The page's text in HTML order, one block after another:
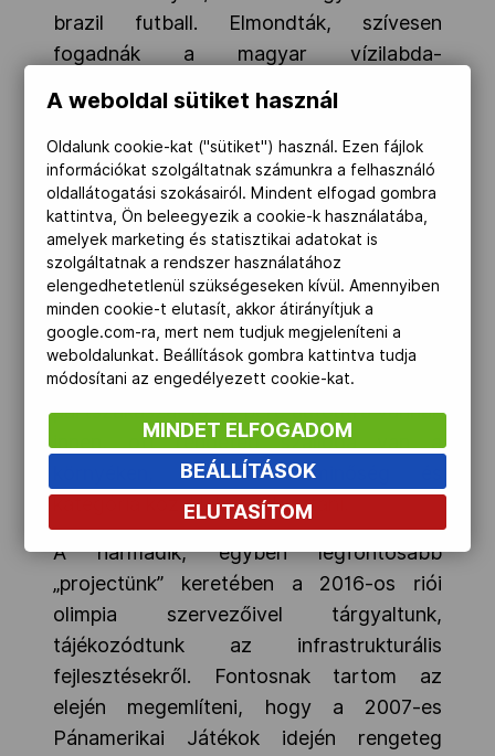
brazil futball. Elmondták, szívesen
fogadnák a magyar vízilabda-
is terveznek velünk a jövőben. A kajak-
kenusok is napirendre kerültek a klubokkal
való megbeszélések folyamán; elmondták,
hogy ha majd a sportág magyar vezetői
látogatást tesznek az ötkarikás játékok
előtt, szívélyesen fogadják, segítik őket,
többek közt a hajótárolás, telepítés,
logisztika tekintetében.
Az Ipanema és a Copacabana
partszakaszai 10-12 perc autóútra vannak
innen, ott rengeteg szálloda van a
környéken, különböző minőség és
kategória közül lehet választani.
A harmadik, egyben legfontosabb
„projectünk” keretében a 2016-os riói
olimpia szervezőivel tárgyaltunk,
tájékozódtunk az infrastrukturális
fejlesztésekről. Fontosnak tartom az
elején megemlíteni, hogy a 2007-es
Pánamerikai Játékok idején rengeteg
A weboldal sütiket használ
Oldalunk cookie-kat ("sütiket") használ. Ezen fájlok
információkat szolgáltatnak számunkra a felhasználó
oldallátogatási szokásairól. Mindent elfogad gombra
kattintva, Ön beleegyezik a cookie-k használatába,
amelyek marketing és statisztikai adatokat is
szolgáltatnak a rendszer használatához
elengedhetetlenül szükségeseken kívül. Amennyiben
minden cookie-t elutasít, akkor átirányítjuk a
google.com-ra, mert nem tudjuk megjeleníteni a
weboldalunkat. Beállítások gombra kattintva tudja
módosítani az engedélyezett cookie-kat.
MINDET ELFOGADOM
BEÁLLÍTÁSOK
ELUTASÍTOM